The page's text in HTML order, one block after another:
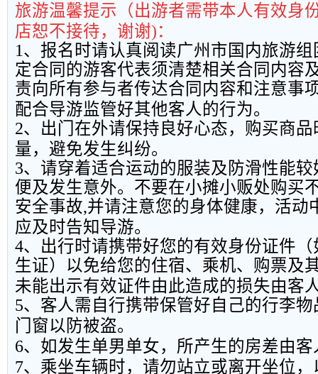
旅游温馨提示（出游者需带本人有效身
店恕不接待，谢谢)：
1、报名时请认真阅读广州市国内旅游
定合同的游客代表须清楚相关合同内容
责向所有参与者传达合同内容和注意事
配合导游监管好其他客人的行为。
2、出门在外请保持良好心态，购买商
量，避免发生纠纷。
3、请穿着适合运动的服装及防滑性能
便及发生意外。不要在小摊小贩处购买
安全事故,并请注意您的身体健康，活动
应及时告知导游。
4、出行时请携带好您的有效身份证件
生证）以免给您的住宿、乘机、购票及
未能出示有效证件由此造成的损失由客
5、客人需自行携带保管好自己的行李
门窗以防被盗。
6、如发生单男单女，所产生的房差由客
7、乘坐车辆时，请勿站立或离开坐位